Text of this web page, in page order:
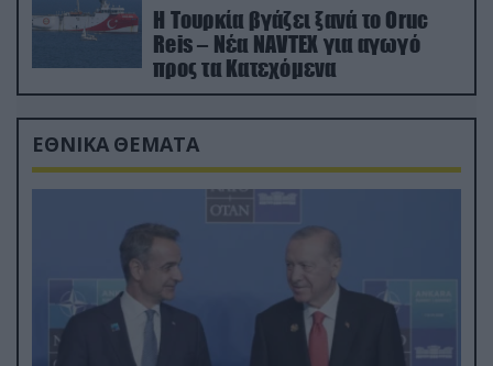
Η Τουρκία βγάζει ξανά το Oruc
Reis – Νέα NAVTEX για αγωγό
προς τα Κατεχόμενα
ΕΘΝΙΚΑ ΘΕΜΑΤΑ